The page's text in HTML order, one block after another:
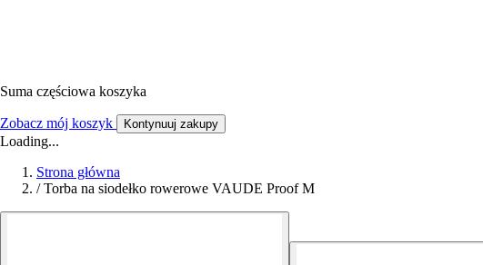
Suma częściowa koszyka
Zobacz mój koszyk Kontynuuj zakupy
Loading...
Strona główna
/ Torba na siodełko rowerowe VAUDE Proof M